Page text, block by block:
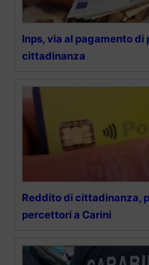
Inps, via al pagamento
cittadinanza
Reddito di cittadinanza,
percettori a Carini